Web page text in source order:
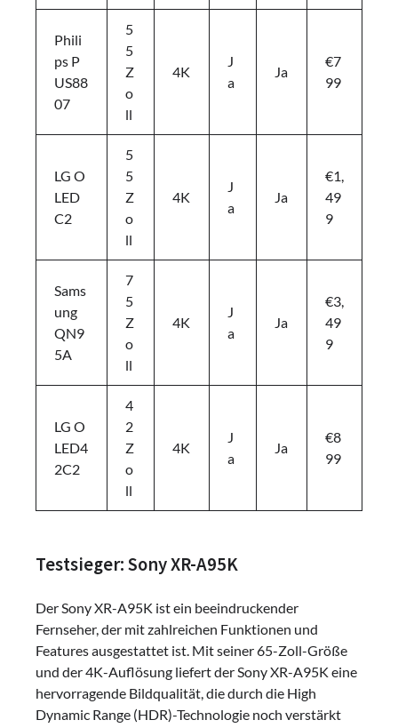
Phili
ps P
US88
07
5
5
Z
o
ll
4K
J
a
Ja
€7
99
LG O
LED
C2
5
5
Z
o
ll
4K
J
a
Ja
€1,
49
9
Sams
ung
QN9
5A
7
5
Z
o
ll
4K
J
a
Ja
€3,
49
9
LG O
LED4
2C2
4
2
Z
o
ll
4K
J
a
Ja
€8
99
Testsieger: Sony XR-A95K
Der Sony XR-A95K ist ein beeindruckender
Fernseher, der mit zahlreichen Funktionen und
Features ausgestattet ist. Mit seiner 65-Zoll-Größe
und der 4K-Auflösung liefert der Sony XR-A95K eine
hervorragende Bildqualität, die durch die High
Dynamic Range (HDR)-Technologie noch verstärkt